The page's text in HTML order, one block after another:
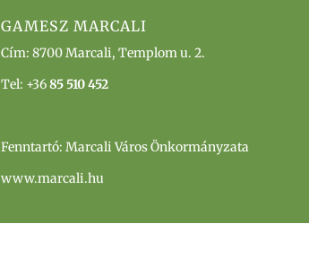
GAMESZ MARCALI
Cím: 8700 Marcali, Templom u. 2.
Tel: +3685 510 452
Fenntartó: Marcali Város Önkormányzata
www.marcali.hu